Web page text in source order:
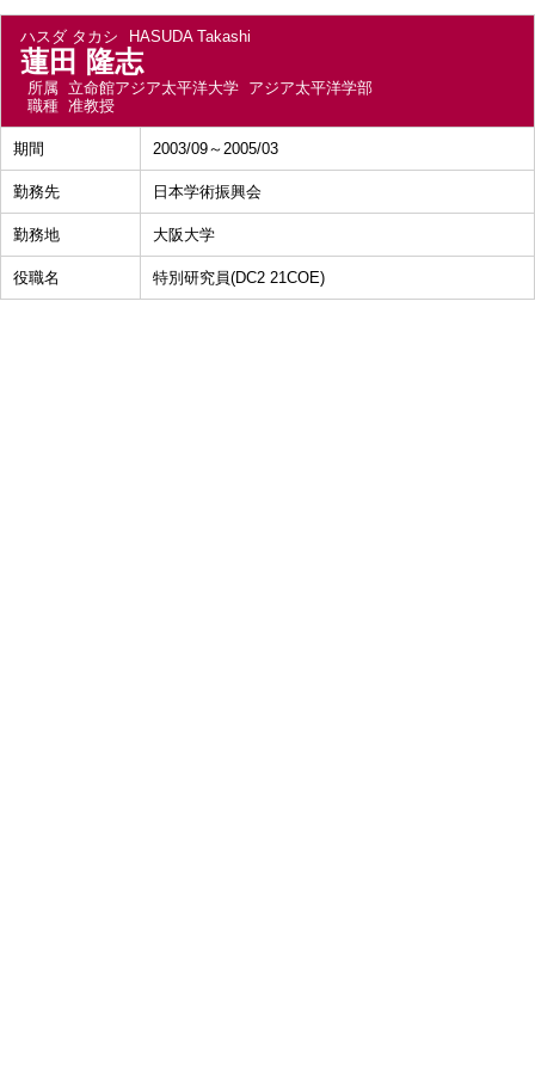
ハスダ タカシ HASUDA Takashi
蓮田 隆志
所属 立命館アジア太平洋大学 アジア太平洋学部
職種 准教授
期間 2003/09～2005/03
勤務先 日本学術振興会
勤務地 大阪大学
役職名 特別研究員(DC2 21COE)